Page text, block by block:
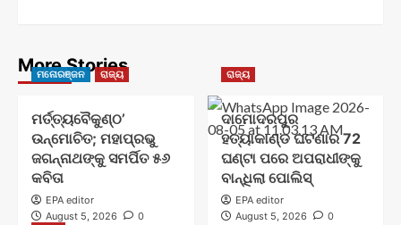
More Stories
ମନୋରଞ୍ଜନ ରାଜ୍ୟ
ମର୍ତ୍ତ୍ୟବୈକୁଣ୍ଠ’
ଉନ୍ମୋଚିତ; ମହାପ୍ରଭୁ
ଜଗନ୍ନାଥଙ୍କୁ ସମର୍ପିତ ୫୬
କବିତା
EPA editor
August 5, 2026
0
ରାଜ୍ୟ
ଦାମୋଦରପୁର
ହତ୍ୟାକାଣ୍ଡ ଘଟଣାର 72
ଘଣ୍ଟା ପରେ ଅପରାଧୀଙ୍କୁ
ବାନ୍ଧିଲା ପୋଲିସ୍
EPA editor
August 5, 2026
0